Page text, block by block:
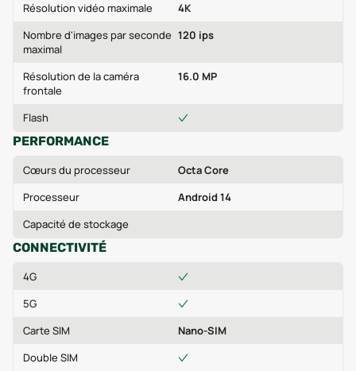
Résolution vidéo maximale
4K
Nombre d'images par seconde
maximal
120 ips
Résolution de la caméra
frontale
16.0 MP
Flash
PERFORMANCE
Cœurs du processeur
Octa Core
Processeur
Android 14
Capacité de stockage
CONNECTIVITÉ
4G
5G
Carte SIM
Nano-SIM
Double SIM